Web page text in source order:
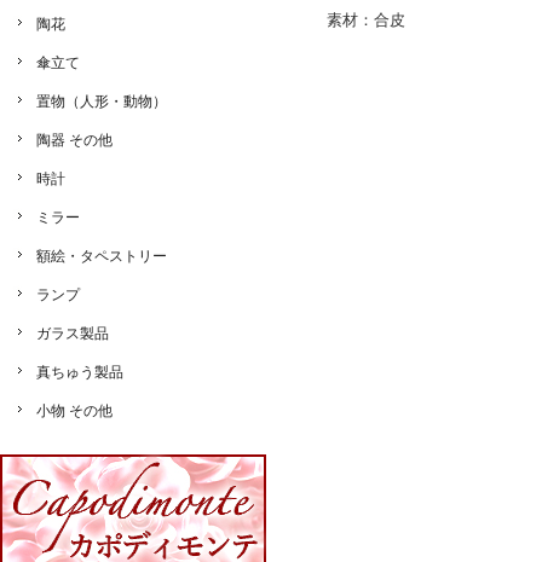
素材：合皮
陶花
傘立て
置物（人形・動物）
陶器 その他
時計
ミラー
額絵・タペストリー
ランプ
ガラス製品
真ちゅう製品
小物 その他